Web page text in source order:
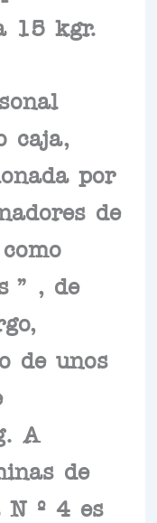
15 kgr.
caja,
por
de
” , de
de unos
A
de
N º 4 es